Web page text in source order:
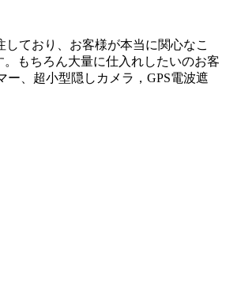
ており、お客様が本当に関心なこ
もちろん大量に仕入れしたいのお客
、超小型隠しカメラ，GPS電波遮